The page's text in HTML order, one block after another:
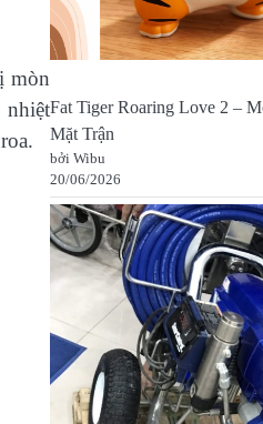
mòn
nhiệtFat Tiger Roaring Love 2 –
Mặt Trận
bởi Wibu
20/06/2026